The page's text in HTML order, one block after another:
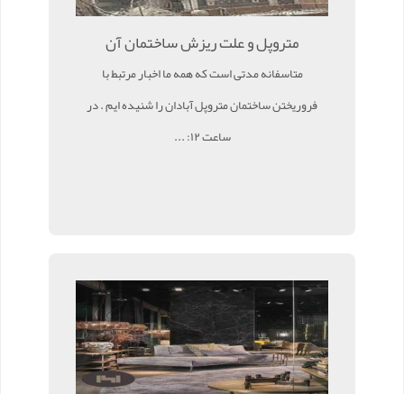
متروپل و علت ریزش ساختمان آن
متاسفانه مدتی است که همه ما اخبار مرتبط با
فروریختن ساختمان متروپل آبادان را شنیده ایم . در
ساعت ۱۲: ...